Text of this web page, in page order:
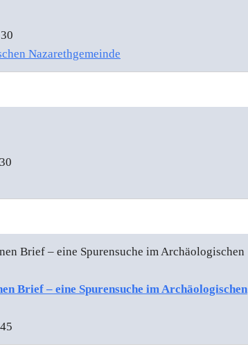
Nazarethgemeinde
Brief – eine Spurensuche im Archäologischen